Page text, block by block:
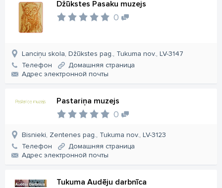
Džūkstes Pasaku muzejs
0
Lanciņu skola, Džūkstes pag., Tukuma nov., LV-3147
Телефон
Домашняя страница
Aдрес электронной почты
Pastariņa muzejs
0
Bisnieki, Zentenes pag., Tukuma nov., LV-3123
Телефон
Домашняя страница
Aдрес электронной почты
Tukuma Audēju darbnīca